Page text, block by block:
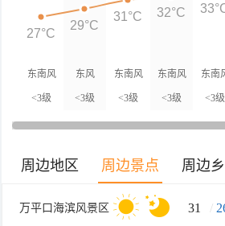
东南风
<3级
东风
<3级
东南风
<3级
东南风
<3级
东南
<3级
27°C
29°C
31°C 32°C
周边地区 周边景点 周边
万平口海滨风景区 31 /